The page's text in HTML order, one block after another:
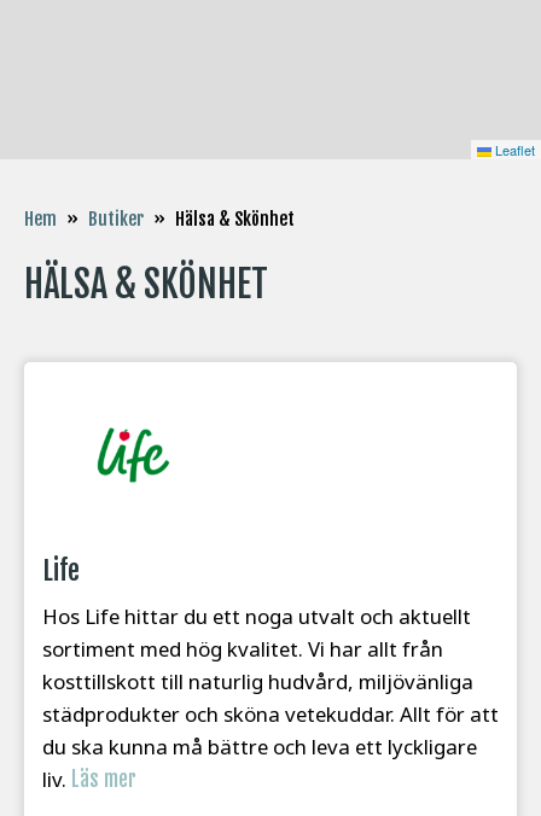
Leaflet
Hem » Butiker » Hälsa & Skönhet
HÄLSA & SKÖNHET
Life
Hos Life hittar du ett noga utvalt och aktuellt
sortiment med hög kvalitet. Vi har allt från
kosttillskott till naturlig hudvård, miljövänliga
städprodukter och sköna vetekuddar. Allt för att
du ska kunna må bättre och leva ett lyckligare
liv. Läs mer